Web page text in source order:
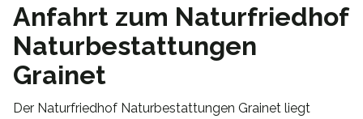
Anfahrt zum Naturfriedhof
Naturbestattungen
Grainet
Der Naturfriedhof Naturbestattungen Grainet liegt